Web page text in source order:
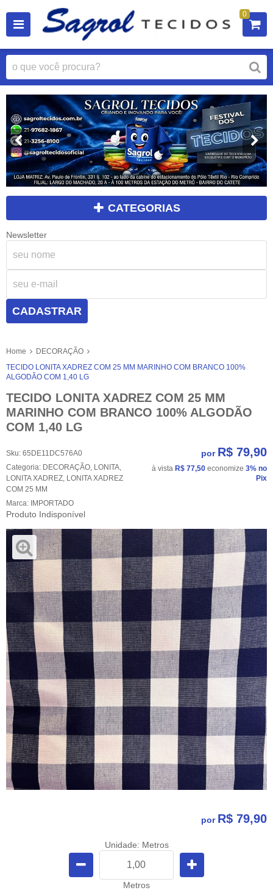
0
CATEGORIAS
Newsletter
CADASTRAR
Home
DECORAÇÃO
TECIDO LONITA XADREZ COM 25 MM MARINHO COM BRANCO 100%
ALGODÃO COM 1,40 LG
TECIDO LONITA XADREZ COM 25 MM
MARINHO COM BRANCO 100% ALGODÃO
COM 1,40 LG
Sku: 65DE11DC576A0
Categoria: DECORAÇÃO, LONITA,
LONITA XADREZ, LONITA XADREZ
COM 25 MM
Marca: IMPORTADO
Produto Indisponível
por R$ 79,90
à vista R$ 77,50 economize 3% no
Pix
por R$ 79,90
Unidade: Metros
Metros